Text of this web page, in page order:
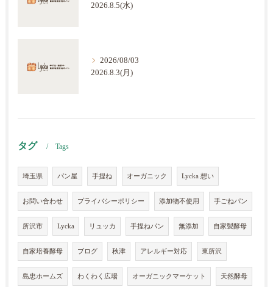
2026.8.5(水)
2026/08/03
2026.8.3(月)
タグ Tags
埼玉県 パン屋 手捏ね オーガニック Lycka 想い
お問い合わせ プライバシーポリシー 添加物不使用 手ごねパン
所沢市 Lycka リュッカ 手捏ねパン 無添加 自家製酵母
自家培養酵母 ブログ 秋津 アレルギー対応 東所沢
島忠ホームズ わくわく広場 オーガニックマーケット 天然酵母